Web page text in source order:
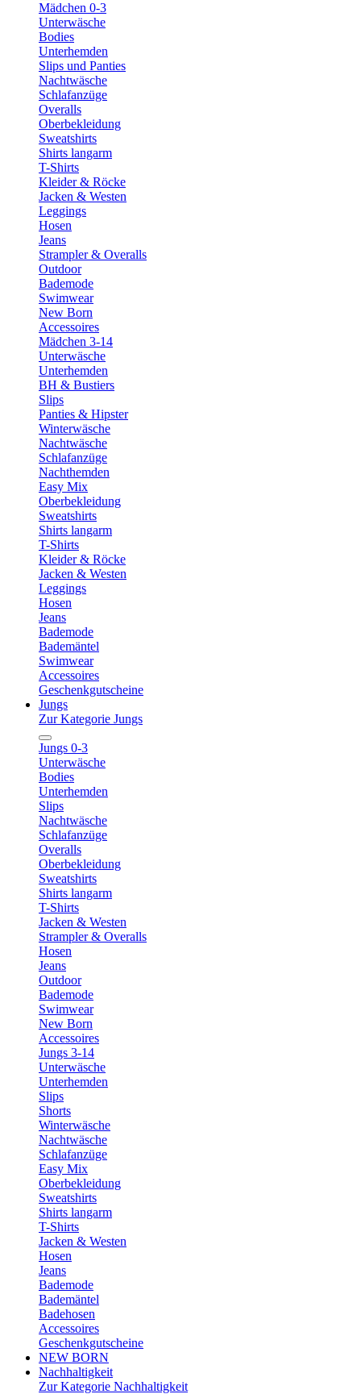
Mädchen 0-3
Unterwäsche
Bodies
Unterhemden
Slips und Panties
Nachtwäsche
Schlafanzüge
Overalls
Oberbekleidung
Sweatshirts
Shirts langarm
T-Shirts
Kleider & Röcke
Jacken & Westen
Leggings
Hosen
Jeans
Strampler & Overalls
Outdoor
Bademode
Swimwear
New Born
Accessoires
Mädchen 3-14
Unterwäsche
Unterhemden
BH & Bustiers
Slips
Panties & Hipster
Winterwäsche
Nachtwäsche
Schlafanzüge
Nachthemden
Easy Mix
Oberbekleidung
Sweatshirts
Shirts langarm
T-Shirts
Kleider & Röcke
Jacken & Westen
Leggings
Hosen
Jeans
Bademode
Bademäntel
Swimwear
Accessoires
Geschenkgutscheine
Jungs
Zur Kategorie Jungs
Jungs 0-3
Unterwäsche
Bodies
Unterhemden
Slips
Nachtwäsche
Schlafanzüge
Overalls
Oberbekleidung
Sweatshirts
Shirts langarm
T-Shirts
Jacken & Westen
Strampler & Overalls
Hosen
Jeans
Outdoor
Bademode
Swimwear
New Born
Accessoires
Jungs 3-14
Unterwäsche
Unterhemden
Slips
Shorts
Winterwäsche
Nachtwäsche
Schlafanzüge
Easy Mix
Oberbekleidung
Sweatshirts
Shirts langarm
T-Shirts
Jacken & Westen
Hosen
Jeans
Bademode
Bademäntel
Badehosen
Accessoires
Geschenkgutscheine
NEW BORN
Nachhaltigkeit
Zur Kategorie Nachhaltigkeit